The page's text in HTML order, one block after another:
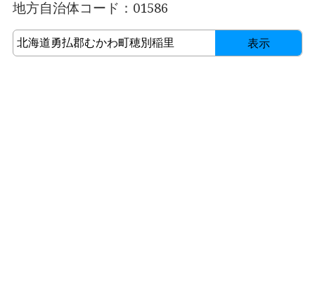
地方自治体コード：01586
表示